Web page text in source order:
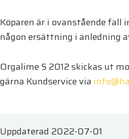
Köparen är i ovanstående
någon ersättning i anledning
Orgalime S 2012 skickas ut
gärna Kundservice via
Uppdaterad 2022-07-01